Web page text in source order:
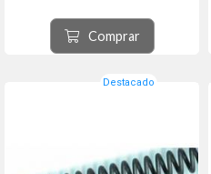
El precio es por una sola llave
Comprar
Destacado